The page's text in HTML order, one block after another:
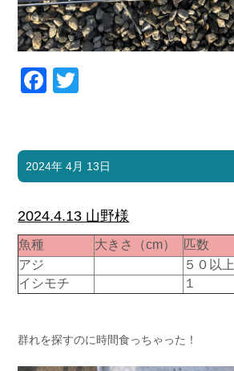
Facebook
2024年 4月 13日
2024.4.13 山野様
魚種 大きさ（cm） 匹数
アジ
５０以上
イシモチ １
群れを探すのに時間食っちゃった！